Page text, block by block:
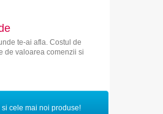
te-ai afla. Costul de
de valoarea comenzii si
cele mai noi produse!